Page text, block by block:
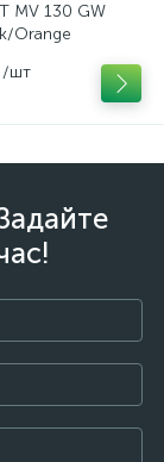
MV 130 GW
Orange
/шт